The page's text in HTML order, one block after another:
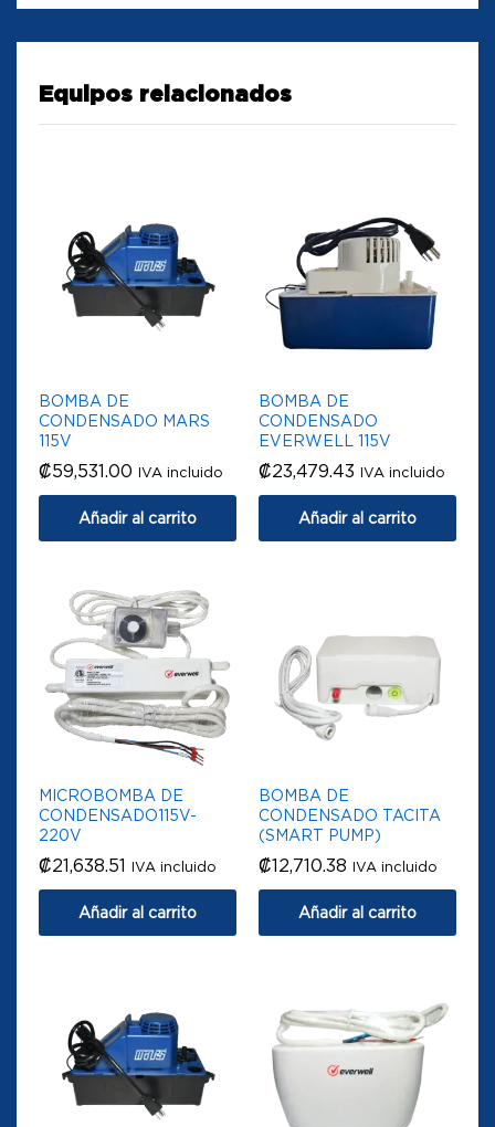
Equipos relacionados
BOMBA DE
CONDENSADO MARS
115V
₡59,531.00 IVA incluido
Añadir al carrito
BOMBA DE
CONDENSADO
EVERWELL 115V
₡23,479.43 IVA incluido
Añadir al carrito
MICROBOMBA DE
CONDENSADO115V-
220V
₡21,638.51 IVA incluido
Añadir al carrito
BOMBA DE
CONDENSADO TACITA
(SMART PUMP)
₡12,710.38 IVA incluido
Añadir al carrito